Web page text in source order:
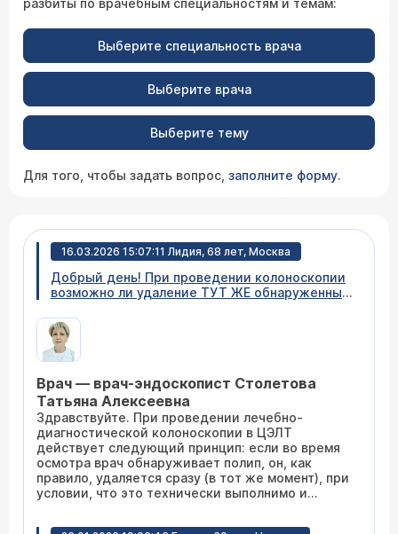
разбиты по врачебным специальностям и темам:
Выберите специальность врача
Выберите врача
Выберите тему
Для того, чтобы задать вопрос, заполните форму.
16.03.2026 15:07:11 Лидия, 68 лет, Москва
Добрый день! При проведении колоноскопии
возможно ли удаление ТУТ ЖЕ обнаруженных
проводить через непродолжительное время
ПОВТОРНО эту не совсем приятную
подготовку к процедуре уже для удаления
Спасибо.
Врач — врач-эндоскопист Столетова
Татьяна Алексеевна
Здравствуйте. При проведении лечебно-
диагностической колоноскопии в ЦЭЛТ
действует следующий принцип: если во время
осмотра врач обнаруживает полип, он, как
правило, удаляется сразу (в тот же момент), при
условии, что это технически выполнимо и